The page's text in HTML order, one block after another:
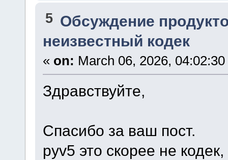
5 Обсуждение
неизвестный кодек
« on: March 06, 2026,
Здравствуйте,
Спасибо за ваш пост.
pyv5 это скорее не